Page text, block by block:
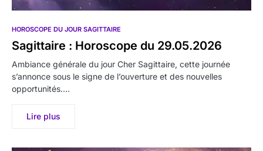
HOROSCOPE DU JOUR SAGITTAIRE
Sagittaire : Horoscope du 29.05.2026
Ambiance générale du jour Cher Sagittaire, cette journée
s’annonce sous le signe de l’ouverture et des nouvelles
opportunités.…
Lire plus